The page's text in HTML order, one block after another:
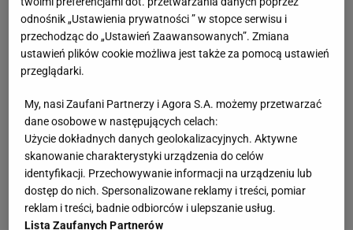
odnośnik „Ustawienia prywatności ” w stopce serwisu i
przechodząc do „Ustawień Zaawansowanych”. Zmiana
ustawień plików cookie możliwa jest także za pomocą ustawień
przeglądarki.
My, nasi Zaufani Partnerzy i Agora S.A. możemy przetwarzać
dane osobowe w następujących celach:
Użycie dokładnych danych geolokalizacyjnych. Aktywne
skanowanie charakterystyki urządzenia do celów
identyfikacji. Przechowywanie informacji na urządzeniu lub
dostęp do nich. Spersonalizowane reklamy i treści, pomiar
reklam i treści, badnie odbiorców i ulepszanie usług.
Lista Zaufanych Partnerów